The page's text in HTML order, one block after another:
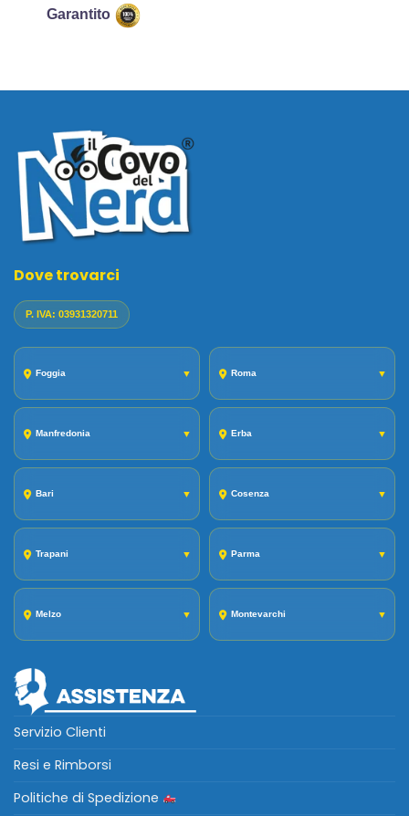
Garantito
Dove trovarci
P. IVA: 03931320711
Foggia ▼ Roma ▼
Manfredonia ▼ Erba ▼
Bari ▼ Cosenza ▼
Trapani ▼ Parma ▼
Melzo ▼ Montevarchi ▼
Servizio Clienti
Resi e Rimborsi
Politiche di Spedizione